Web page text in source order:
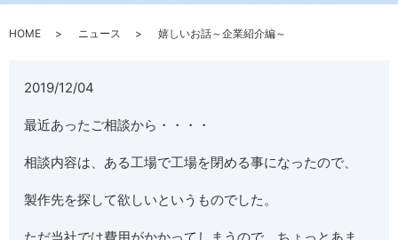
HOME ニュース 嬉しいお話～企業紹介編～
2019/12/04
最近あったご相談から・・・・
相談内容は、ある工場で工場を閉める事になったので、
製作先を探して欲しいというものでした。